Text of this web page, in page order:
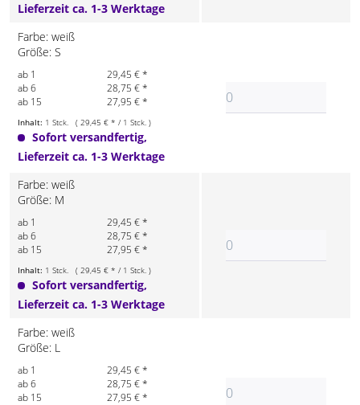
Lieferzeit ca. 1-3 Werktage
Farbe: weiß
Größe: S
ab 1
29,45 € *
ab 6
28,75 € *
ab 15
27,95 € *
Inhalt: 1 Stck. ( 29,45 € * / 1 Stck. )
Sofort versandfertig,
Lieferzeit ca. 1-3 Werktage
Farbe: weiß
Größe: M
ab 1
29,45 € *
ab 6
28,75 € *
ab 15
27,95 € *
Inhalt: 1 Stck. ( 29,45 € * / 1 Stck. )
Sofort versandfertig,
Lieferzeit ca. 1-3 Werktage
Farbe: weiß
Größe: L
ab 1
29,45 € *
ab 6
28,75 € *
ab 15
27,95 € *